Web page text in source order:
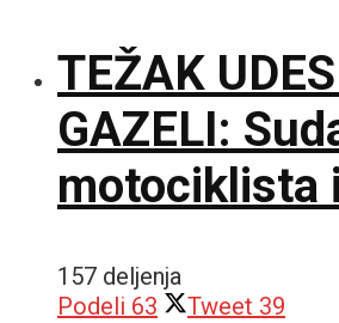
TEŽAK
GAZELI:
motociklista
157 deljenja
Podeli 63 Tweet 39